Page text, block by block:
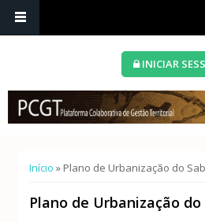
INICIAR
Está aqui
Início » Plano de Urbanização do
Plano de Urbanização do